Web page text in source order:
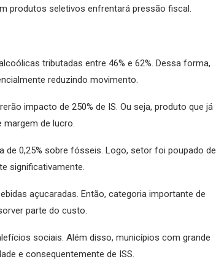
produtos seletivos enfrentará pressão fiscal.
tributadas entre 46% e 62%. Dessa forma,
reduzindo movimento.
impacto de 250% de IS. Ou seja, produto que já
margem de lucro.
0,25% sobre fósseis. Logo, setor foi poupado de
significativamente.
açucaradas. Então, categoria importante de
parte do custo.
sociais. Além disso, municípios com grande
e consequentemente de ISS.